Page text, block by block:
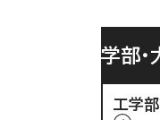
学部・
工学部